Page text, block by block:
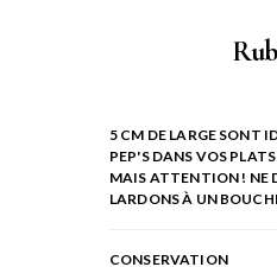
5 CM DE LARGE SONT
PEP'S DANS VOS
MAIS ATTENTION ! NE
LARDONS À UN
CONSERVATION